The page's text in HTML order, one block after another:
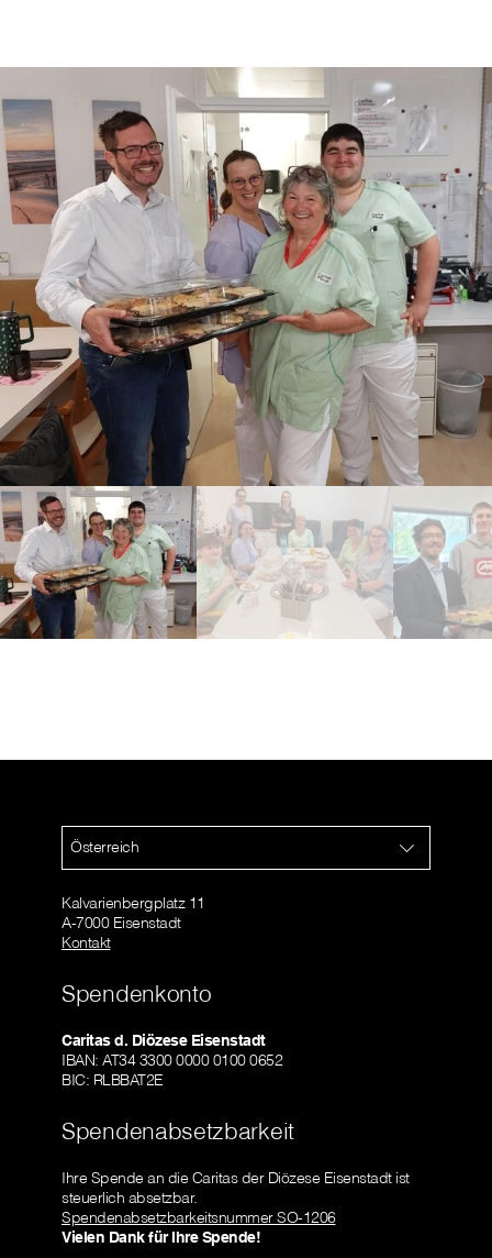
Österreich
Kalvarienbergplatz 11
A-7000 Eisenstadt
Kontakt
Spendenkonto
Caritas d. Diözese Eisenstadt
IBAN: AT34 3300 0000 0100 0652
BIC: RLBBAT2E
Spendenabsetzbarkeit
Ihre Spende an die Caritas der Diözese Eisenstadt ist
steuerlich absetzbar.
Spendenabsetzbarkeitsnummer SO-1206
Vielen Dank für Ihre Spende!